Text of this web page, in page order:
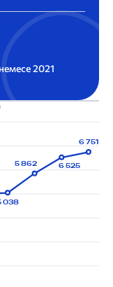
2021
6 751
6 525
5 862
038